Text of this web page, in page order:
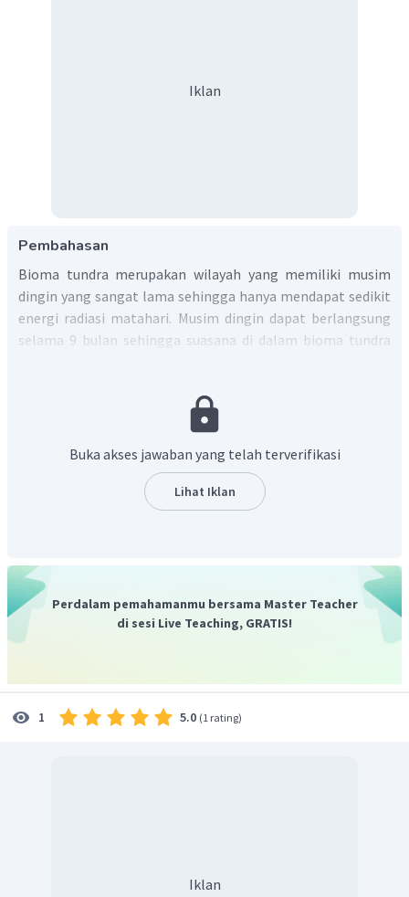
Iklan
Pembahasan
Bioma tundra merupakan wilayah yang memiliki musim
dingin yang sangat lama sehingga hanya mendapat sedikit
energi radiasi matahari. Musim dingin dapat berlangsung
selama 9 bulan sehingga suasana di dalam bioma tundra
Buka akses jawaban yang telah terverifikasi
Lihat Iklan
Perdalam pemahamanmu bersama Master Teacher
di sesi Live Teaching, GRATIS!
1 5.0 (1 rating)
Iklan